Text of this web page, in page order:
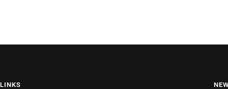
LINKS